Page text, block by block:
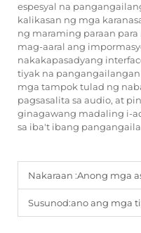
espesyal na
kalikasan ng mga
ng maraming paraan para
mag-aaral ang
nakakapasadyang
tiyak na pangangailangan
mga tampok tulad ng
pagsasalita sa audio, at
ginagawang madaling i-
sa iba't ibang
Nakaraan :Anong mga aspeto (tulad ng pagkakahiwalay ng bahagi, panganib
Susunod:ano ang mga tiyak na paraan at kaso ng